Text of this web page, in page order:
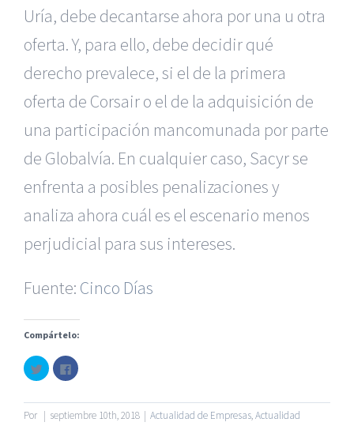
Uría, debe decantarse ahora por una u otra
oferta. Y, para ello, debe decidir qué
derecho prevalece, si el de la primera
oferta de Corsair o el de la adquisición de
una participación mancomunada por parte
de Globalvía. En cualquier caso, Sacyr se
enfrenta a posibles penalizaciones y
analiza ahora cuál es el escenario menos
perjudicial para sus intereses.
Fuente: Cinco Días
Compártelo:
Haz
clic
para
en
Twitter
(Se
Haz
clic
en
Facebook
(Se
Por | septiembre 10th, 2018 | Actualidad de Empresas,Actualidad
| Recursos Administrativos|BGD Abogados Murcia |BGD
Abogados Alicante|BGD Abogados Madrid
Servicios de nuestra Firma |
|Formación para Abogados
Accidentes de Alicante
© Copyright 2010 -
del sitio